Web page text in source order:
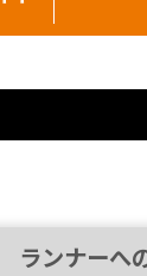
ランナーへ